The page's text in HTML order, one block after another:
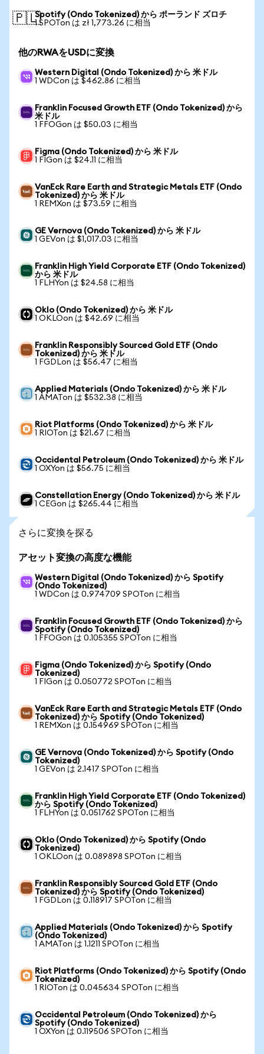
🇵🇱Spotify (Ondo Tokenized) から ポーランド ズロチ
1 SPOTon は zł 1,773.26 に相当
他のRWAをUSDに変換
Western Digital (Ondo Tokenized) から 米ドル
1 WDCon は $462.86 に相当
Franklin Focused Growth ETF (Ondo Tokenized) から
米ドル
1 FFOGon は $50.03 に相当
Figma (Ondo Tokenized) から 米ドル
1 FIGon は $24.11 に相当
VanEck Rare Earth and Strategic Metals ETF (Ondo
Tokenized) から 米ドル
1 REMXon は $73.59 に相当
GE Vernova (Ondo Tokenized) から 米ドル
1 GEVon は $1,017.03 に相当
Franklin High Yield Corporate ETF (Ondo Tokenized)
から 米ドル
1 FLHYon は $24.58 に相当
Oklo (Ondo Tokenized) から 米ドル
1 OKLOon は $42.69 に相当
Franklin Responsibly Sourced Gold ETF (Ondo
Tokenized) から 米ドル
1 FGDLon は $56.47 に相当
Applied Materials (Ondo Tokenized) から 米ドル
1 AMATon は $532.38 に相当
Riot Platforms (Ondo Tokenized) から 米ドル
1 RIOTon は $21.67 に相当
Occidental Petroleum (Ondo Tokenized) から 米ドル
1 OXYon は $56.75 に相当
Constellation Energy (Ondo Tokenized) から 米ドル
1 CEGon は $265.44 に相当
さらに変換を探る
アセット変換の高度な機能
Western Digital (Ondo Tokenized) から Spotify
(Ondo Tokenized)
1 WDCon は 0.974709 SPOTon に相当
Franklin Focused Growth ETF (Ondo Tokenized) から
Spotify (Ondo Tokenized)
1 FFOGon は 0.105355 SPOTon に相当
Figma (Ondo Tokenized) から Spotify (Ondo
Tokenized)
1 FIGon は 0.050772 SPOTon に相当
VanEck Rare Earth and Strategic Metals ETF (Ondo
Tokenized) から Spotify (Ondo Tokenized)
1 REMXon は 0.154969 SPOTon に相当
GE Vernova (Ondo Tokenized) から Spotify (Ondo
Tokenized)
1 GEVon は 2.1417 SPOTon に相当
Franklin High Yield Corporate ETF (Ondo Tokenized)
から Spotify (Ondo Tokenized)
1 FLHYon は 0.051762 SPOTon に相当
Oklo (Ondo Tokenized) から Spotify (Ondo
Tokenized)
1 OKLOon は 0.089898 SPOTon に相当
Franklin Responsibly Sourced Gold ETF (Ondo
Tokenized) から Spotify (Ondo Tokenized)
1 FGDLon は 0.118917 SPOTon に相当
Applied Materials (Ondo Tokenized) から Spotify
(Ondo Tokenized)
1 AMATon は 1.1211 SPOTon に相当
Riot Platforms (Ondo Tokenized) から Spotify (Ondo
Tokenized)
1 RIOTon は 0.045634 SPOTon に相当
Occidental Petroleum (Ondo Tokenized) から
Spotify (Ondo Tokenized)
1 OXYon は 0.119506 SPOTon に相当